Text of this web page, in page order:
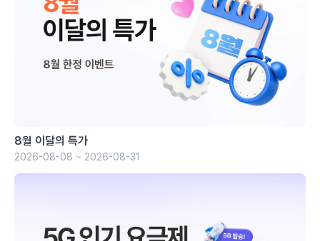
8월 이달의 특가
2026-08-08 ~ 2026-08-31